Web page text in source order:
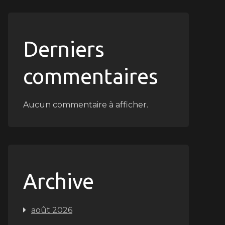
Derniers
commentaires
Aucun commentaire à afficher.
Archive
août 2026